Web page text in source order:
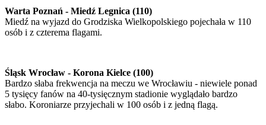
Warta Poznań - Miedź Legnica (110)
Miedź na wyjazd do Grodziska Wielkopolskiego pojechała w 110
osób i z czterema flagami.
Śląsk Wrocław - Korona Kielce (100)
Bardzo słaba frekwencja na meczu we Wrocławiu - niewiele ponad
5 tysięcy fanów na 40-tysięcznym stadionie wyglądało bardzo
słabo. Koroniarze przyjechali w 100 osób i z jedną flagą.